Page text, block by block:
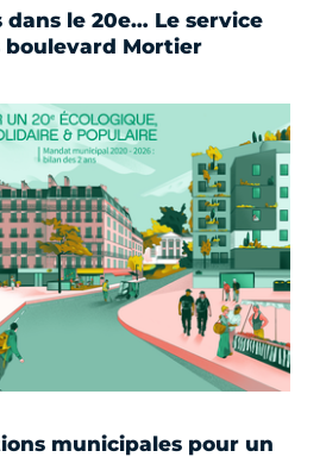
le 20e… Le service
boulevard Mortier
municipales pour un